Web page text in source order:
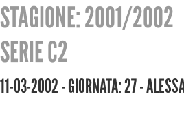
STAGIONE: 2001/2002
SERIE C2
11-03-2002 - GIORNATA: 27 -